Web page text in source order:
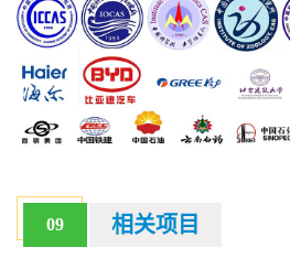
09 相关项目